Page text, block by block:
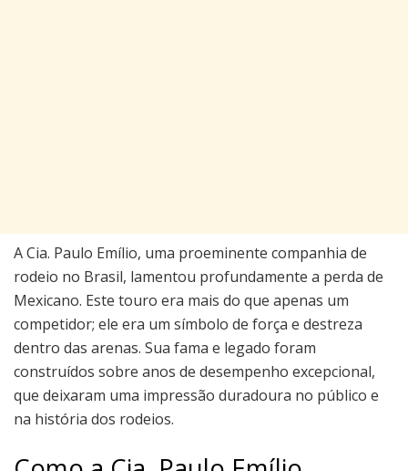
A Cia. Paulo Emílio, uma proeminente companhia de
rodeio no Brasil, lamentou profundamente a perda de
Mexicano. Este touro era mais do que apenas um
competidor; ele era um símbolo de força e destreza
dentro das arenas. Sua fama e legado foram
construídos sobre anos de desempenho excepcional,
que deixaram uma impressão duradoura no público e
na história dos rodeios.